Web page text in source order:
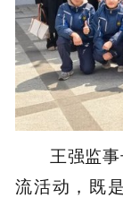
王强监
流活动，既